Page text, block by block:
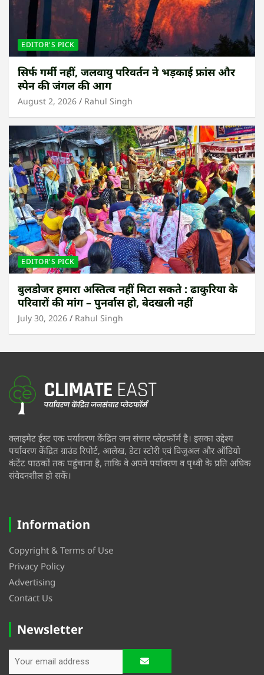
EDITOR'S PICK
सिर्फ गर्मी नहीं, जलवायु परिवर्तन ने भड़काई फ्रांस और
स्पेन की जंगल की आग
August 2, 2026 Rahul Singh
EDITOR'S PICK
बुलडोजर हमारा अस्तित्व नहीं मिटा सकते : ढाकुरिया के
परिवारों की मांग – पुनर्वास हो, बेदखली नहीं
July 30, 2026 Rahul Singh
क्लाइमेट ईस्ट एक पर्यावरण केंद्रित जन संचार प्लेटफॉर्म है। इसका उद्देश्य
पर्यावरण केंद्रित ग्राउंड रिपोर्ट, आलेख, डेटा स्टोरी एवं विजुअल और ऑडियो
कंटेंट पाठकों तक पहुंचाना है, ताकि वे अपने पर्यावरण व पृथ्वी के प्रति अधिक
संवेदनशील हो सकें।
Information
Copyright & Terms of Use
Privacy Policy
Advertising
Contact Us
Newsletter